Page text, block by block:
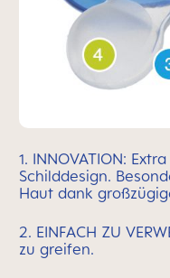
1. INNOVATION:
Schilddesign.
Haut dank
2. EINFACH ZU
zu greifen.